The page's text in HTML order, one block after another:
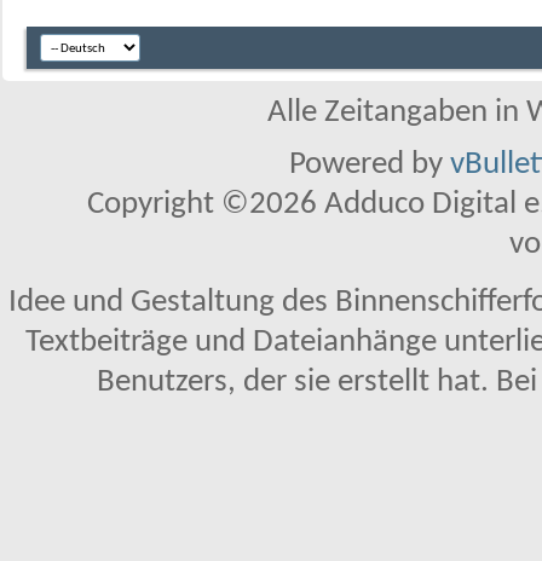
Alle Zeitangaben in
Powered by
Copyright ©2026 Adduco Digital
Idee und Gestaltung des
Textbeiträge und Dateianhänge
Benutzers, der sie erstellt hat.